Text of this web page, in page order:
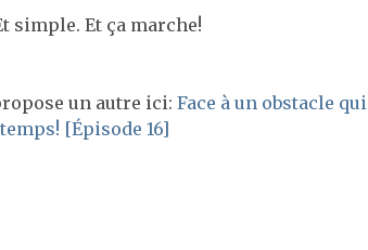
simple. Et ça marche!
un autre ici: Face à un obstacle qui
[Épisode 16]